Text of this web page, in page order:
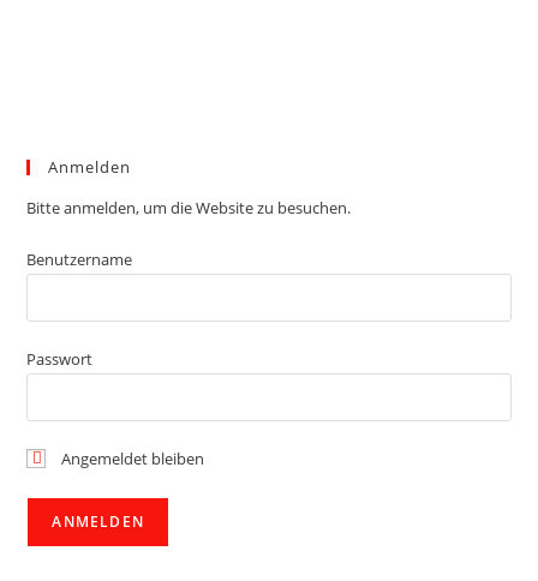
Anmelden
Bitte anmelden, um die Website zu besuchen.
Benutzername
Passwort
Angemeldet bleiben